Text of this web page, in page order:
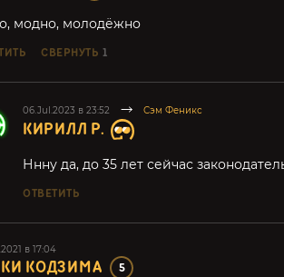
модно, молодёжно
СВЕРНУТЬ 1
06.Jul.2023 в 23:52 Сэм Феникс
КИРИЛЛ Р.
Ннну да, до 35 лет сейчас
ОТВЕТИТЬ
в 17:04
КОДЗИМА 5